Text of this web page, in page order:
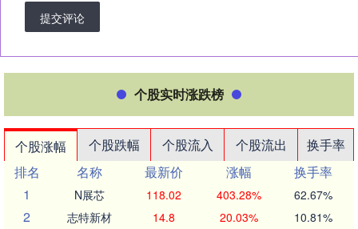
提交评论
个股实时涨跌榜
个股涨幅 个股跌幅 个股流入 个股流出
换手率
排名
名称 最新价 涨幅
换手率
1
N展芯 118.02 403.28% 62.67%
2 志特新材 14.8 20.03% 10.81%